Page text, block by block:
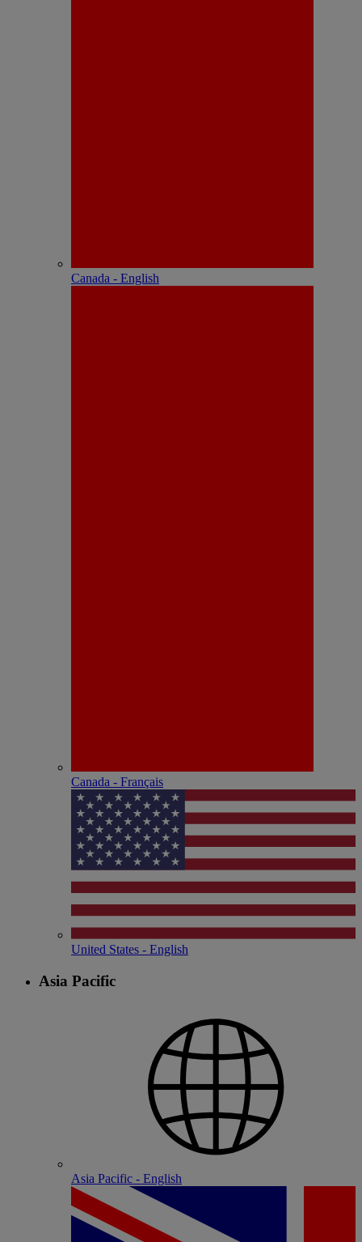
Canada - English
Canada - Français
United States - English
Asia Pacific
Asia Pacific - English